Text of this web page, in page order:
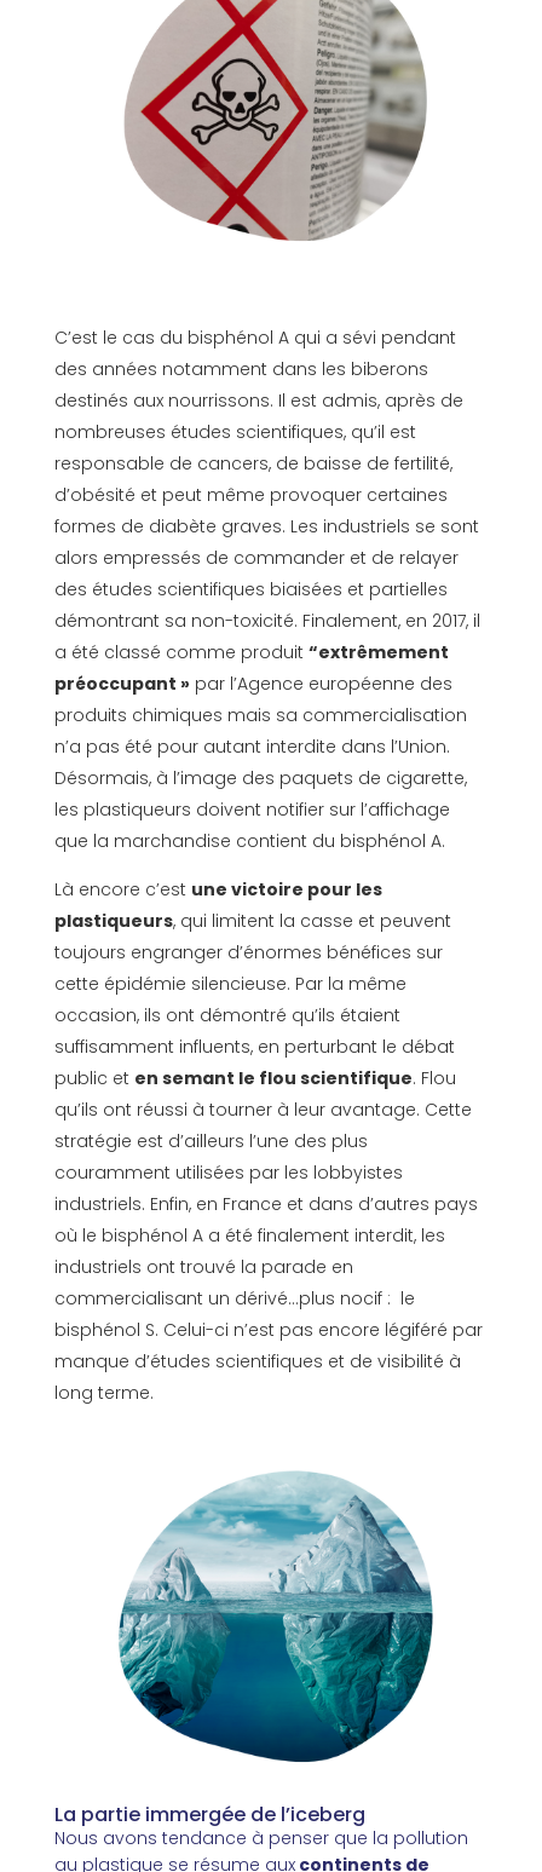
C’est le cas du bisphénol A qui a sévi pendant
des années notamment dans les biberons
destinés aux nourrissons. Il est admis, après de
nombreuses études scientifiques, qu’il est
responsable de cancers, de baisse de fertilité,
d’obésité et peut même provoquer certaines
formes de diabète graves. Les industriels se sont
alors empressés de commander et de relayer
des études scientifiques biaisées et partielles
démontrant sa non-toxicité. Finalement, en 2017, il
a été classé comme produit “extrêmement
préoccupant »par l’Agence européenne des
produits chimiques mais sa commercialisation
n’a pas été pour autant interdite dans l’Union.
Désormais, à l’image des paquets de cigarette,
les plastiqueurs doivent notifier sur l’affichage
que la marchandise contient du bisphénol A.
Là encore c’est une victoire pour les
plastiqueurs, qui limitent la casse et peuvent
toujours engranger d’énormes bénéfices sur
cette épidémie silencieuse. Par la même
occasion, ils ont démontré qu’ils étaient
suffisamment influents, en perturbant le débat
public et en semant le flou scientifique. Flou
qu’ils ont réussi à tourner à leur avantage. Cette
stratégie est d’ailleurs l’une des plus
couramment utilisées par les lobbyistes
industriels. Enfin, en France et dans d’autres pays
où le bisphénol A a été finalement interdit, les
industriels ont trouvé la parade en
commercialisant un dérivé…plus nocif : le
bisphénol S. Celui-ci n’est pas encore légiféré par
manque d’études scientifiques et de visibilité à
long terme.
La partie immergée de l’iceberg
Nous avons tendance à penser que la pollution
au plastique se résume auxcontinents de